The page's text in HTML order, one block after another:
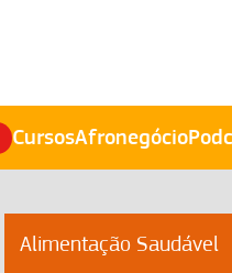
CursosAfronegócio
Alimentação Saudável